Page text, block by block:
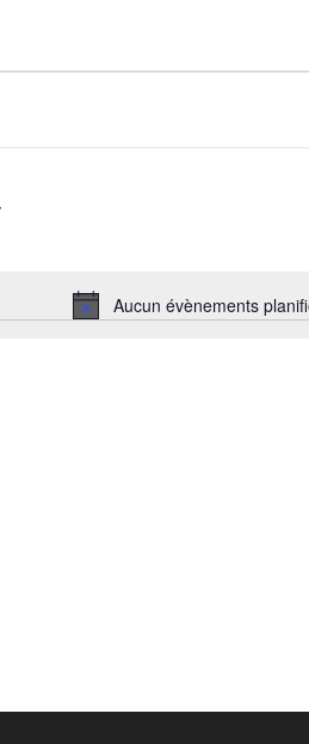
Aucun évènements